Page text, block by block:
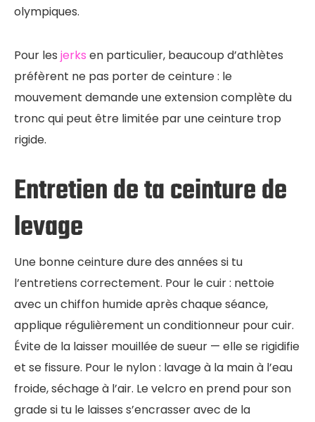
olympiques.
Pour les jerks en particulier, beaucoup d’athlètes
préfèrent ne pas porter de ceinture : le
mouvement demande une extension complète du
tronc qui peut être limitée par une ceinture trop
rigide.
Entretien de ta ceinture de
levage
Une bonne ceinture dure des années si tu
l’entretiens correctement. Pour le cuir : nettoie
avec un chiffon humide après chaque séance,
applique régulièrement un conditionneur pour cuir.
Évite de la laisser mouillée de sueur — elle se rigidifie
et se fissure. Pour le nylon : lavage à la main à l’eau
froide, séchage à l’air. Le velcro en prend pour son
grade si tu le laisses s’encrasser avec de la